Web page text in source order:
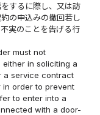
するに際し、又は訪
の申込みの撤回若し
実のことを告げる行
must not
in soliciting a
a service contract
order to prevent
to enter into a
with a door-